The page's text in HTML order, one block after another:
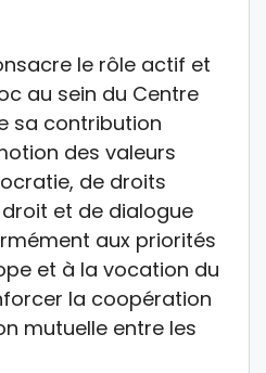
le rôle actif et
au sein du Centre
sa contribution
des valeurs
de droits
droit et de dialogue
aux priorités
et à la vocation du
la coopération
mutuelle entre les